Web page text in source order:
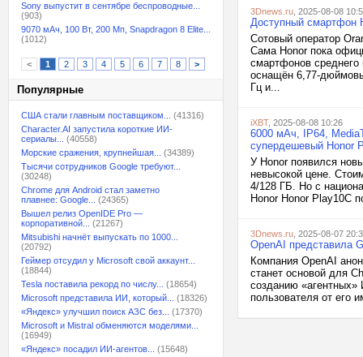
Sony выпустит в сентябре беспроводные...
(903)
9070 мАч, 100 Вт, 200 Мп, Snapdragon 8 Elite...
(1012)
< 1 2 3 4 5 6 7 8 >
Популярные
США стали главным поставщиком...
(41316)
Character.AI запустила короткие ИИ-
сериалы...
(40558)
Морские сражения, крупнейшая...
(34389)
Тысячи сотрудников Google требуют...
(30248)
Chrome для Android стал заметно
плавнее: Google...
(24365)
Вышел релиз OpenIDE Pro —
корпоративной...
(21267)
Mitsubishi начнёт выпускать по 1000...
(20792)
Геймер отсудил у Microsoft свой аккаунт...
(18844)
Tesla поставила рекорд по числу...
(18654)
Microsoft представила ИИ, который...
(18326)
«Яндекс» улучшил поиск АЗС без...
(17370)
Microsoft и Mistral обменяются моделями...
(16949)
«Яндекс» посадил ИИ-агентов...
(15648)
3Dnews.ru , 2025-08-08
Доступный смартфон
Сотовый оператор
Сама Honor пока
смартфонов
оснащён 6,77-
Гц и...
iXBT, 2025-08-08 10:26
6000 мАч, IP64,
супердешевый Honor
У Honor появился
невысокой цене.
4/128 ГБ. Но с
Honor Honor Play10C
3Dnews.ru , 2025-08-07
OpenAI представила
Компания OpenAI
станет основой для
созданию
пользователя от его